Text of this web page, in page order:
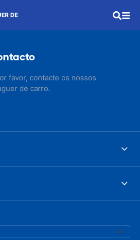
DE
favor, contacte os nossos
de carro.